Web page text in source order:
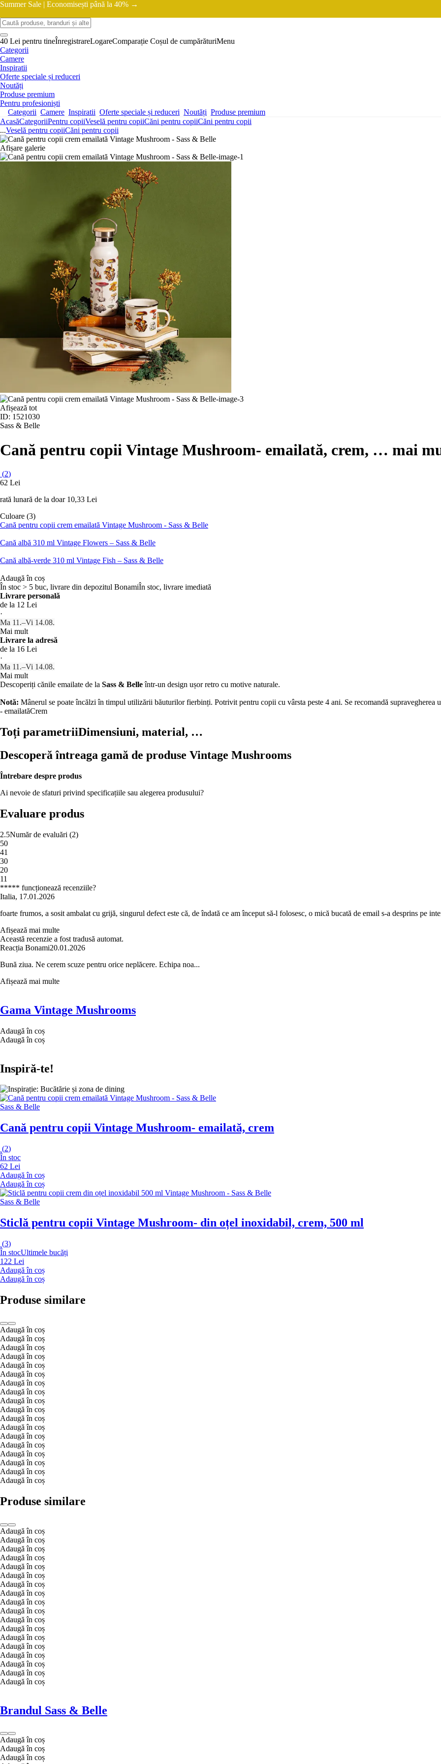
Summer Sale | Economisești până la 40% →
40 Lei pentru tineÎnregistrareLogareComparație Coșul de cumpărăturiMenu
Categorii
Camere
Inspiratii
Oferte speciale și reduceri
Noutăți
Produse premium
Pentru profesioniști
Categorii Camere Inspiratii Oferte speciale și reduceri Noutăți Produse premium
AcasăCategoriiPentru copiiVeselă pentru copiiCăni pentru copiiCăni pentru copii
...Veselă pentru copiiCăni pentru copii
Afișare galerie
Afișează tot
ID: 1521030
Sass & Belle
Cană pentru copii Vintage Mushroom- emailată, crem, … mai
(2)
62 Lei
rată lunară de la doar 10,33 Lei
Culoare (3)
Cană pentru copii crem emailată Vintage Mushroom - Sass & Belle
Cană albă 310 ml Vintage Flowers – Sass & Belle
Cană albă-verde 310 ml Vintage Fish – Sass & Belle
Adaugă în coș
În stoc > 5 buc, livrare din depozitul BonamiÎn stoc, livrare imediată
Livrare personală
de la 12 Lei
·
Ma 11.–Vi 14.08.
Mai mult
Livrare la adresă
de la 16 Lei
·
Ma 11.–Vi 14.08.
Mai mult
Descoperiți cănile emailate de la Sass & Belleîntr-un design ușor retro cu motive naturale.
Notă: Mânerul se poate încălzi în timpul utilizării băuturilor fierbinți. Potrivit pentru copii cu vârsta peste 4 ani. Se recomandă supravegherea
- emailatăCrem
Toți parametriiDimensiuni, material, …
Descoperă întreaga gamă de produse Vintage Mushrooms
Întrebare despre produs
Ai nevoie de sfaturi privind specificațiile sau alegerea produsului?
Evaluare produs
2.5Număr de evaluări (2)
50
41
30
20
11
***** funcționează recenziile?
Italia, 17.01.2026
foarte frumos, a sosit ambalat cu grijă, singurul defect este că, de îndată ce am început să-l folosesc, o mică bucată de email s-a desprins pe
Afișează mai multe
Această recenzie a fost tradusă automat.
Reacția Bonami20.01.2026
Bună ziua. Ne cerem scuze pentru orice neplăcere. Echipa noa...
Afișează mai multe
Gama Vintage Mushrooms
Adaugă în coș
Adaugă în coș
Inspiră-te!
Sass & Belle
Cană pentru copii Vintage Mushroom- emailată, crem
(2)
În stoc
62 Lei
Adaugă în coș
Adaugă în coș
Sass & Belle
Sticlă pentru copii Vintage Mushroom- din oțel inoxidabil, crem, 500 ml
(3)
În stocUltimele bucăți
122 Lei
Adaugă în coș
Adaugă în coș
Produse similare
Adaugă în coș
Adaugă în coș
Adaugă în coș
Adaugă în coș
Adaugă în coș
Adaugă în coș
Adaugă în coș
Adaugă în coș
Adaugă în coș
Adaugă în coș
Adaugă în coș
Adaugă în coș
Adaugă în coș
Adaugă în coș
Adaugă în coș
Adaugă în coș
Adaugă în coș
Adaugă în coș
Produse similare
Adaugă în coș
Adaugă în coș
Adaugă în coș
Adaugă în coș
Adaugă în coș
Adaugă în coș
Adaugă în coș
Adaugă în coș
Adaugă în coș
Adaugă în coș
Adaugă în coș
Adaugă în coș
Adaugă în coș
Adaugă în coș
Adaugă în coș
Adaugă în coș
Adaugă în coș
Adaugă în coș
Brandul Sass & Belle
Adaugă în coș
Adaugă în coș
Adaugă în coș